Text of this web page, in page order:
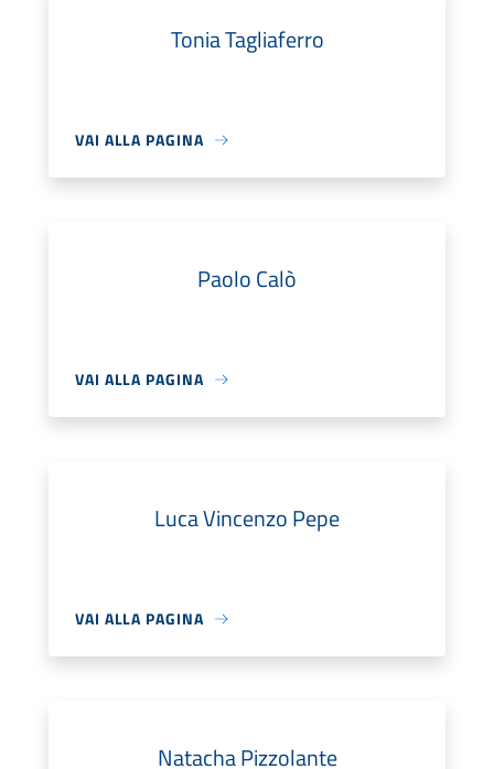
Tonia Tagliaferro
VAI ALLA PAGINA
Paolo Calò
VAI ALLA PAGINA
Luca Vincenzo Pepe
VAI ALLA PAGINA
Natacha Pizzolante